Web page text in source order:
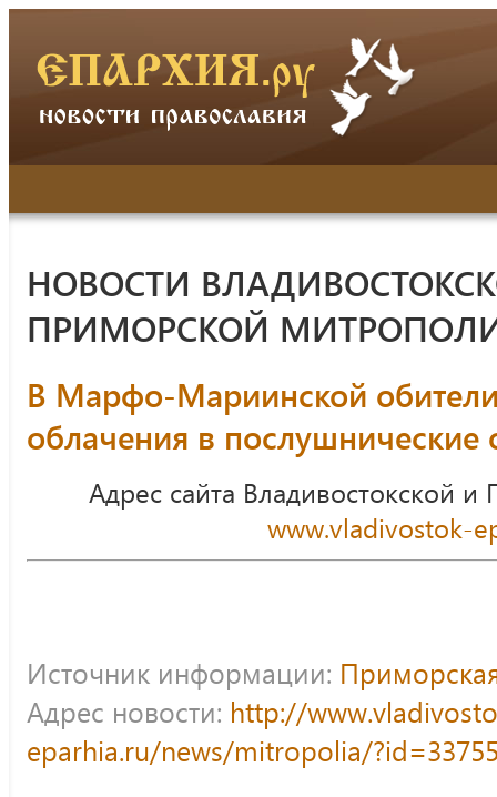
НОВОСТИ
ПРИМОРСКОЙ
В Марфо-Мариинской обители
облачения в
Адрес сайта Владивостокской
www.vladivostok-
Источник информации:
Адрес новости: http://
eparhia.ru/news/mitropolia/